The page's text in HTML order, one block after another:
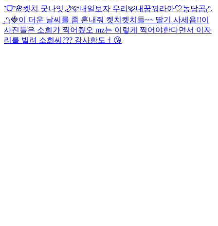
˘ᗜ˘🌸켓치 굿나잇🌙🩷내일보자 우리🩷내꿈꿔라아🤍농담곰₍ᐢ.
̫.ᐢ₎🍓이 더운 날씨를 좀 혼내줘 켓치 켓치들~~ 딸기 사세욥!!이
사진들은 소희가 찍어줬오 mz는 이렇게 찍어야한다면서 이자
리를 빌려 소희씨??? 감사함도ㅓ😘